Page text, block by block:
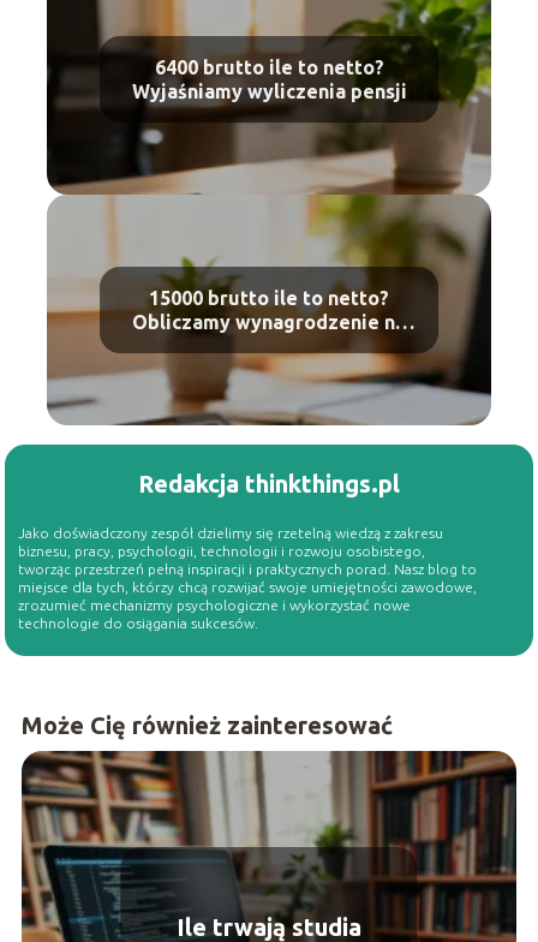
6400 brutto ile to netto?
Wyjaśniamy wyliczenia pensji
15000 brutto ile to netto?
Obliczamy wynagrodzenie na
Redakcja thinkthings.pl
Jako doświadczony zespół dzielimy się rzetelną wiedzą z zakresu
biznesu, pracy, psychologii, technologii i rozwoju osobistego,
tworząc przestrzeń pełną inspiracji i praktycznych porad. Nasz blog to
miejsce dla tych, którzy chcą rozwijać swoje umiejętności zawodowe,
zrozumieć mechanizmy psychologiczne i wykorzystać nowe
technologie do osiągania sukcesów.
Może Cię również zainteresować
Ile trwają studia